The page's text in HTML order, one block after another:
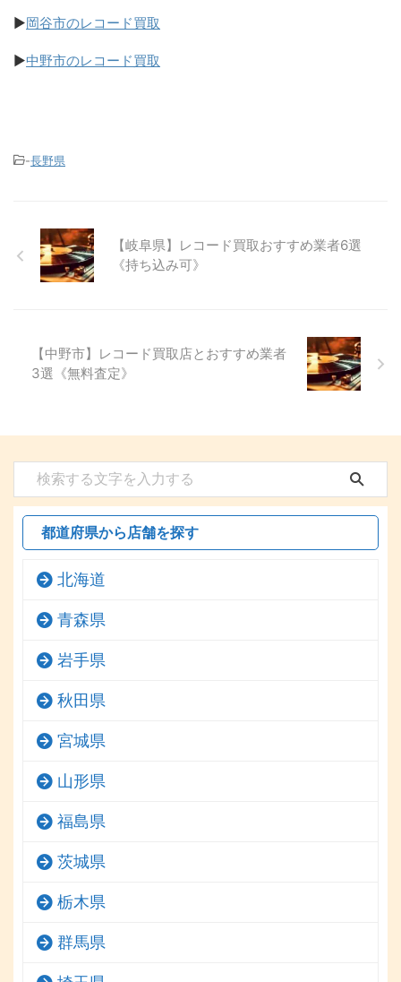
▶岡谷市のレコード買取
▶中野市のレコード買取
-長野県
【岐阜県】レコード買取おすすめ業者6選
《持ち込み可》
【中野市】レコード買取店とおすすめ業者
3選《無料査定》
都道府県から店舗を探す
北海道
青森県
岩手県
秋田県
宮城県
山形県
福島県
茨城県
栃木県
群馬県